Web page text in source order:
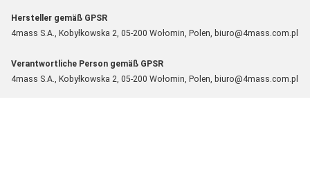
Hersteller gemäß GPSR
4mass S.A., Kobyłkowska 2, 05-200 Wołomin, Polen, biuro@4mass.com.pl
Verantwortliche Person gemäß GPSR
4mass S.A., Kobyłkowska 2, 05-200 Wołomin, Polen, biuro@4mass.com.pl